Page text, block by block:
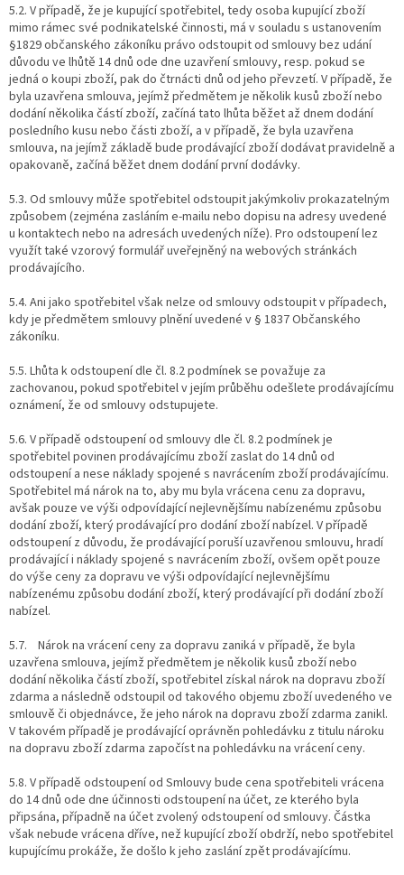
5.2. V případě, že je kupující spotřebitel, tedy osoba kupující zboží
mimo rámec své podnikatelské činnosti, má v souladu s ustanovením
§1829 občanského zákoníku právo odstoupit od smlouvy bez udání
důvodu ve lhůtě 14 dnů ode dne uzavření smlouvy, resp. pokud se
jedná o koupi zboží, pak do čtrnácti dnů od jeho převzetí. V případě, že
byla uzavřena smlouva, jejímž předmětem je několik kusů zboží nebo
dodání několika částí zboží, začíná tato lhůta běžet až dnem dodání
posledního kusu nebo části zboží, a v případě, že byla uzavřena
smlouva, na jejímž základě bude prodávající zboží dodávat pravidelně a
opakovaně, začíná běžet dnem dodání první dodávky.
5.3. Od smlouvy může spotřebitel odstoupit jakýmkoliv prokazatelným
způsobem (zejména zasláním e-mailu nebo dopisu na adresy uvedené
u kontaktech nebo na adresách uvedených níže). Pro odstoupení lez
využít také vzorový formulář uveřejněný na webových stránkách
prodávajícího.
5.4. Ani jako spotřebitel však nelze od smlouvy odstoupit v případech,
kdy je předmětem smlouvy plnění uvedené v § 1837 Občanského
zákoníku.
5.5. Lhůta k odstoupení dle čl. 8.2 podmínek se považuje za
zachovanou, pokud spotřebitel v jejím průběhu odešlete prodávajícímu
oznámení, že od smlouvy odstupujete.
5.6. V případě odstoupení od smlouvy dle čl. 8.2 podmínek je
spotřebitel povinen prodávajícímu zboží zaslat do 14 dnů od
odstoupení a nese náklady spojené s navrácením zboží prodávajícímu.
Spotřebitel má nárok na to, aby mu byla vrácena cenu za dopravu,
avšak pouze ve výši odpovídající nejlevnějšímu nabízenému způsobu
dodání zboží, který prodávající pro dodání zboží nabízel. V případě
odstoupení z důvodu, že prodávající poruší uzavřenou smlouvu, hradí
prodávající i náklady spojené s navrácením zboží, ovšem opět pouze
do výše ceny za dopravu ve výši odpovídající nejlevnějšímu
nabízenému způsobu dodání zboží, který prodávající při dodání zboží
nabízel.
5.7.
Nárok na vrácení ceny za dopravu zaniká v případě, že byla
uzavřena smlouva, jejímž předmětem je několik kusů zboží nebo
dodání několika částí zboží, spotřebitel získal nárok na dopravu zboží
zdarma a následně odstoupil od takového objemu zboží uvedeného ve
smlouvě či objednávce, že jeho nárok na dopravu zboží zdarma zanikl.
V takovém případě je prodávající oprávněn pohledávku z titulu nároku
na dopravu zboží zdarma započíst na pohledávku na vrácení ceny.
5.8. V případě odstoupení od Smlouvy bude cena spotřebiteli vrácena
do 14 dnů ode dne účinnosti odstoupení na účet, ze kterého byla
připsána, případně na účet zvolený odstoupení od smlouvy. Částka
však nebude vrácena dříve, než kupující zboží obdrží, nebo spotřebitel
kupujícímu prokáže, že došlo k jeho zaslání zpět prodávajícímu.